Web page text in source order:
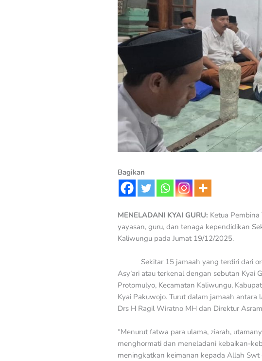
Bagikan
MENELADANI KYAI GURU: Ketua
yayasan, guru, dan tenaga kependidikan
Kaliwungu pada Jumat 19/12/2025.
Sekitar 15 jamaah yang terdiri dari
Asy’ari atau terkenal dengan sebutan Kyai
Protomulyo, Kecamatan Kaliwungu,
Kyai Pakuwojo. Turut dalam jamaah antara
Drs H Ragil Wiratno MH dan Direktur
“Menurut fatwa para ulama, ziarah,
menghormati dan meneladani kebaikan-
meningkatkan keimanan kepada Allah Swt